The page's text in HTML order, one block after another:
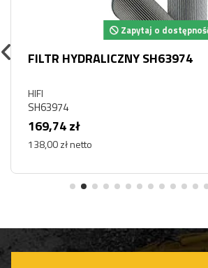
Zapytaj o dostępność
FILTR HYDRALICZNY SH63974
HIFI
SH63974
169,74 zł
138,00 zł netto